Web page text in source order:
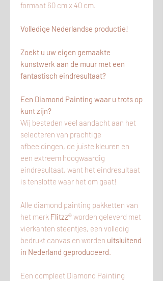
formaat 60 cm x 40 cm.
Volledige Nederlandse productie!
Zoekt u uw eigen gemaakte
kunstwerk aan de muur met een
fantastisch eindresultaat?
Een Diamond Painting waar u trots op
kunt zijn?
Wij besteden veel aandacht aan het
selecteren van prachtige
afbeeldingen, de juiste kleuren en
een extreem hoogwaardig
eindresultaat, want het eindresultaat
is tenslotte waar het om gaat!
Alle diamond painting pakketten van
het merk Flitzz®worden geleverd met
vierkanten steentjes, een volledig
bedrukt canvas en worden uitsluitend
in Nederland geproduceerd.
Een compleet Diamond Painting